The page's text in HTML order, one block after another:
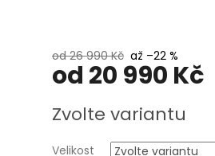
od 26 990 Kč až –22 %
od 20 990 Kč
cena:
Zvolte variantu
Velikost